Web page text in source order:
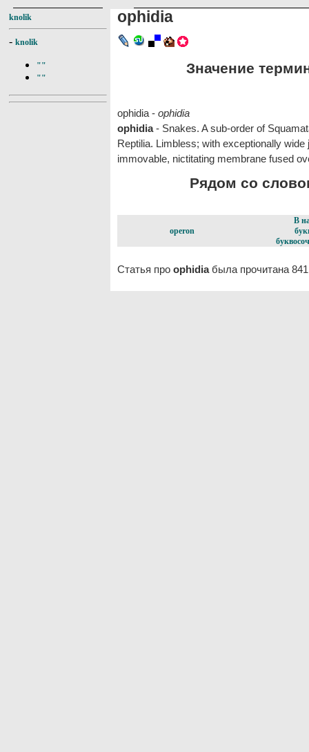
knolik
- knolik
""
""
ophidia
Значение
ophidia - ophidia
ophidia- Snakes. A sub-order of
Reptilia. Limbless; with exceptionally
immovable, nictitating membrane fused
Рядом со
operon
В
Статья про ophidiaбыла прочитана 841